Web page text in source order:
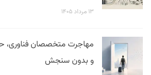
۱۳ مرداد ۱۴۰۵
مهاجرت متخصصان فناوری،
و بدون سنجش